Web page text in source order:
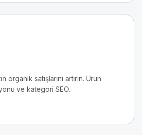
organik satışlarını artırın. Ürün
ve kategori SEO.